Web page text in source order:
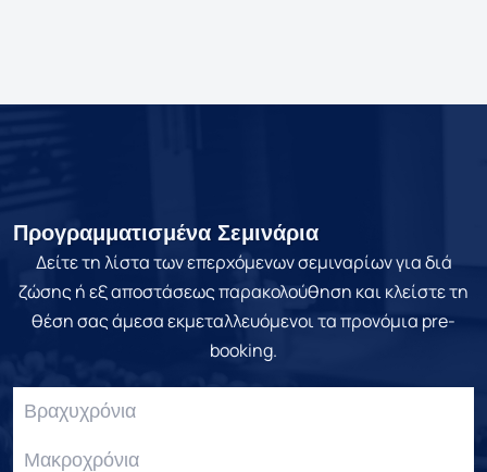
Προγραμματισμένα Σεμινάρια
Δείτε τη λίστα των επερχόμενων σεμιναρίων για διά
ζώσης ή εξ αποστάσεως παρακολούθηση και κλείστε τη
θέση σας άμεσα εκμεταλλευόμενοι τα προνόμια pre-
booking.
Βραχυχρόνια
Μακροχρόνια